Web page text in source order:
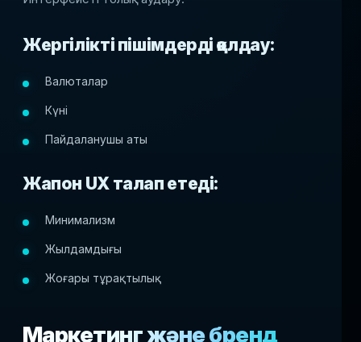
Жергілікті пішімдерді қолдау:
Валюталар
Күні
Пайдаланушы аты
Жапон UX талап етеді:
Минимализм
Жылдамдығы
Жоғары тұрақтылық
Маркетинг және бренд